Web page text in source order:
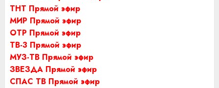
ТНТ Прямой эфир
МИР Прямой эфир
ОТР Прямой эфир
ТВ-3 Прямой эфир
МУЗ-ТВ Прямой эфир
ЗВЕЗДА Прямой эфир
СПАС ТВ Прямой эфир